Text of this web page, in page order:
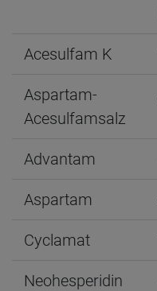
Acesulfam K
Aspartam-
Acesulfamsalz
Advantam
Aspartam
Cyclamat
Neohesperidin